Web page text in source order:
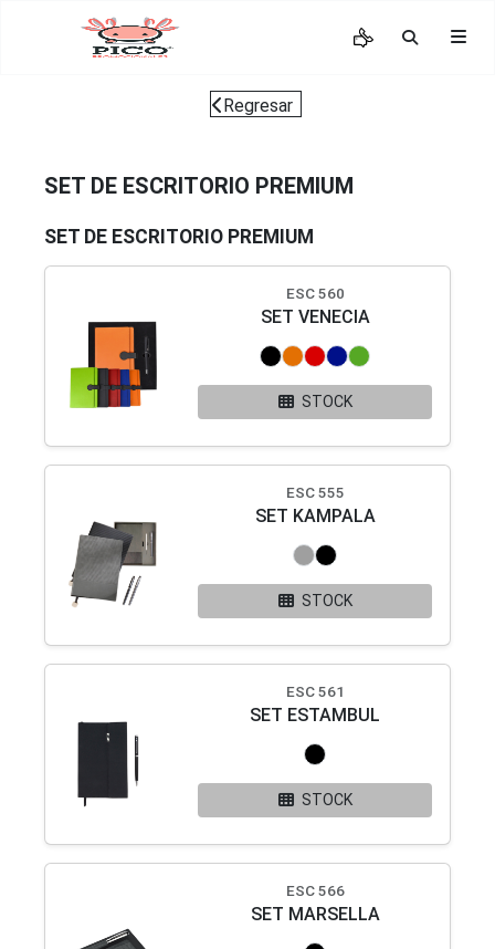
Regresar
SET DE ESCRITORIO PREMIUM
SET DE ESCRITORIO PREMIUM
ESC 560
SET VENECIA
STOCK
ESC 555
SET KAMPALA
STOCK
ESC 561
SET ESTAMBUL
STOCK
ESC 566
SET MARSELLA